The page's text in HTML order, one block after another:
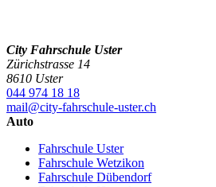
City Fahrschule Uster
Zürichstrasse 14
8610 Uster
044 974 18 18
mail@city-fahrschule-uster.ch
Auto
Fahrschule Uster
Fahrschule Wetzikon
Fahrschule Dübendorf